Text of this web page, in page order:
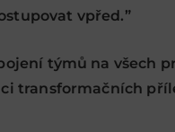
vpřed.”
týmů na všech
transformačních